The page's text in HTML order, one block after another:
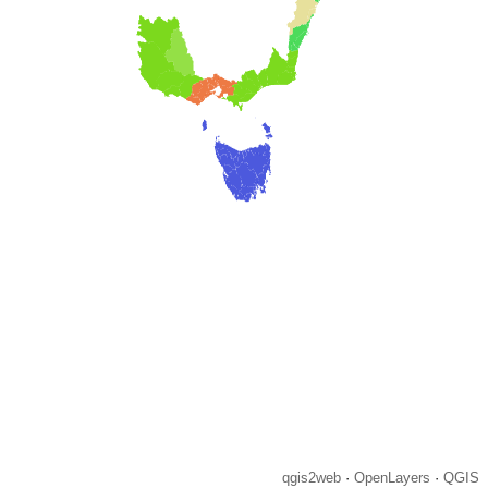
qgis2web· OpenLayers · QGIS